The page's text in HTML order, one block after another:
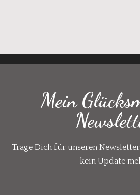
Mein
Trage Dich für unseren
kein Update